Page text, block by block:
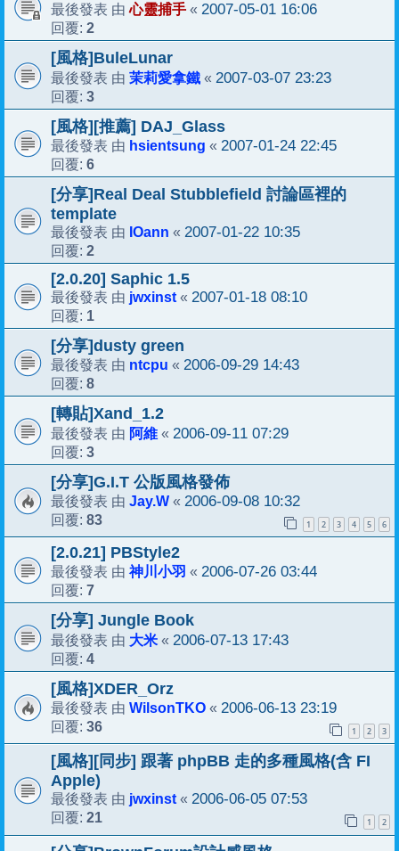
最後發表 由心靈捕手 « 2007-05-01 16:06
回覆: 2
[風格]BuleLunar
最後發表 由 茉莉愛拿鐵 « 2007-03-07 23:23
回覆: 3
[風格][推薦] DAJ_Glass
最後發表 由 hsientsung « 2007-01-24 22:45
回覆: 6
[分享]Real Deal Stubblefield 討論區裡的
template
最後發表 由 IOann « 2007-01-22 10:35
回覆: 2
[2.0.20] Saphic 1.5
最後發表 由 jwxinst « 2007-01-18 08:10
回覆: 1
[分享]dusty green
最後發表 由 ntcpu « 2006-09-29 14:43
回覆: 8
[轉貼]Xand_1.2
最後發表 由 阿維 « 2006-09-11 07:29
回覆: 3
[分享]G.I.T 公版風格發佈
最後發表 由 Jay.W « 2006-09-08 10:32
回覆: 83 1 2 3 4 5 6
[2.0.21] PBStyle2
最後發表 由 神川小羽 « 2006-07-26 03:44
回覆: 7
[分享] Jungle Book
最後發表 由 大米 « 2006-07-13 17:43
回覆: 4
[風格]XDER_Orz
最後發表 由 WilsonTKO « 2006-06-13 23:19
回覆: 36 1 2 3
[風格][同步] 跟著 phpBB 走的多種風格(含 FI
Apple)
最後發表 由 jwxinst« 2006-06-05 07:53
回覆: 21 1 2